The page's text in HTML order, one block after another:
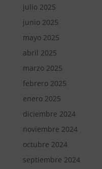
julio 2025
junio 2025
mayo 2025
abril 2025
marzo 2025
febrero 2025
enero 2025
diciembre 2024
noviembre 2024
octubre 2024
septiembre 2024